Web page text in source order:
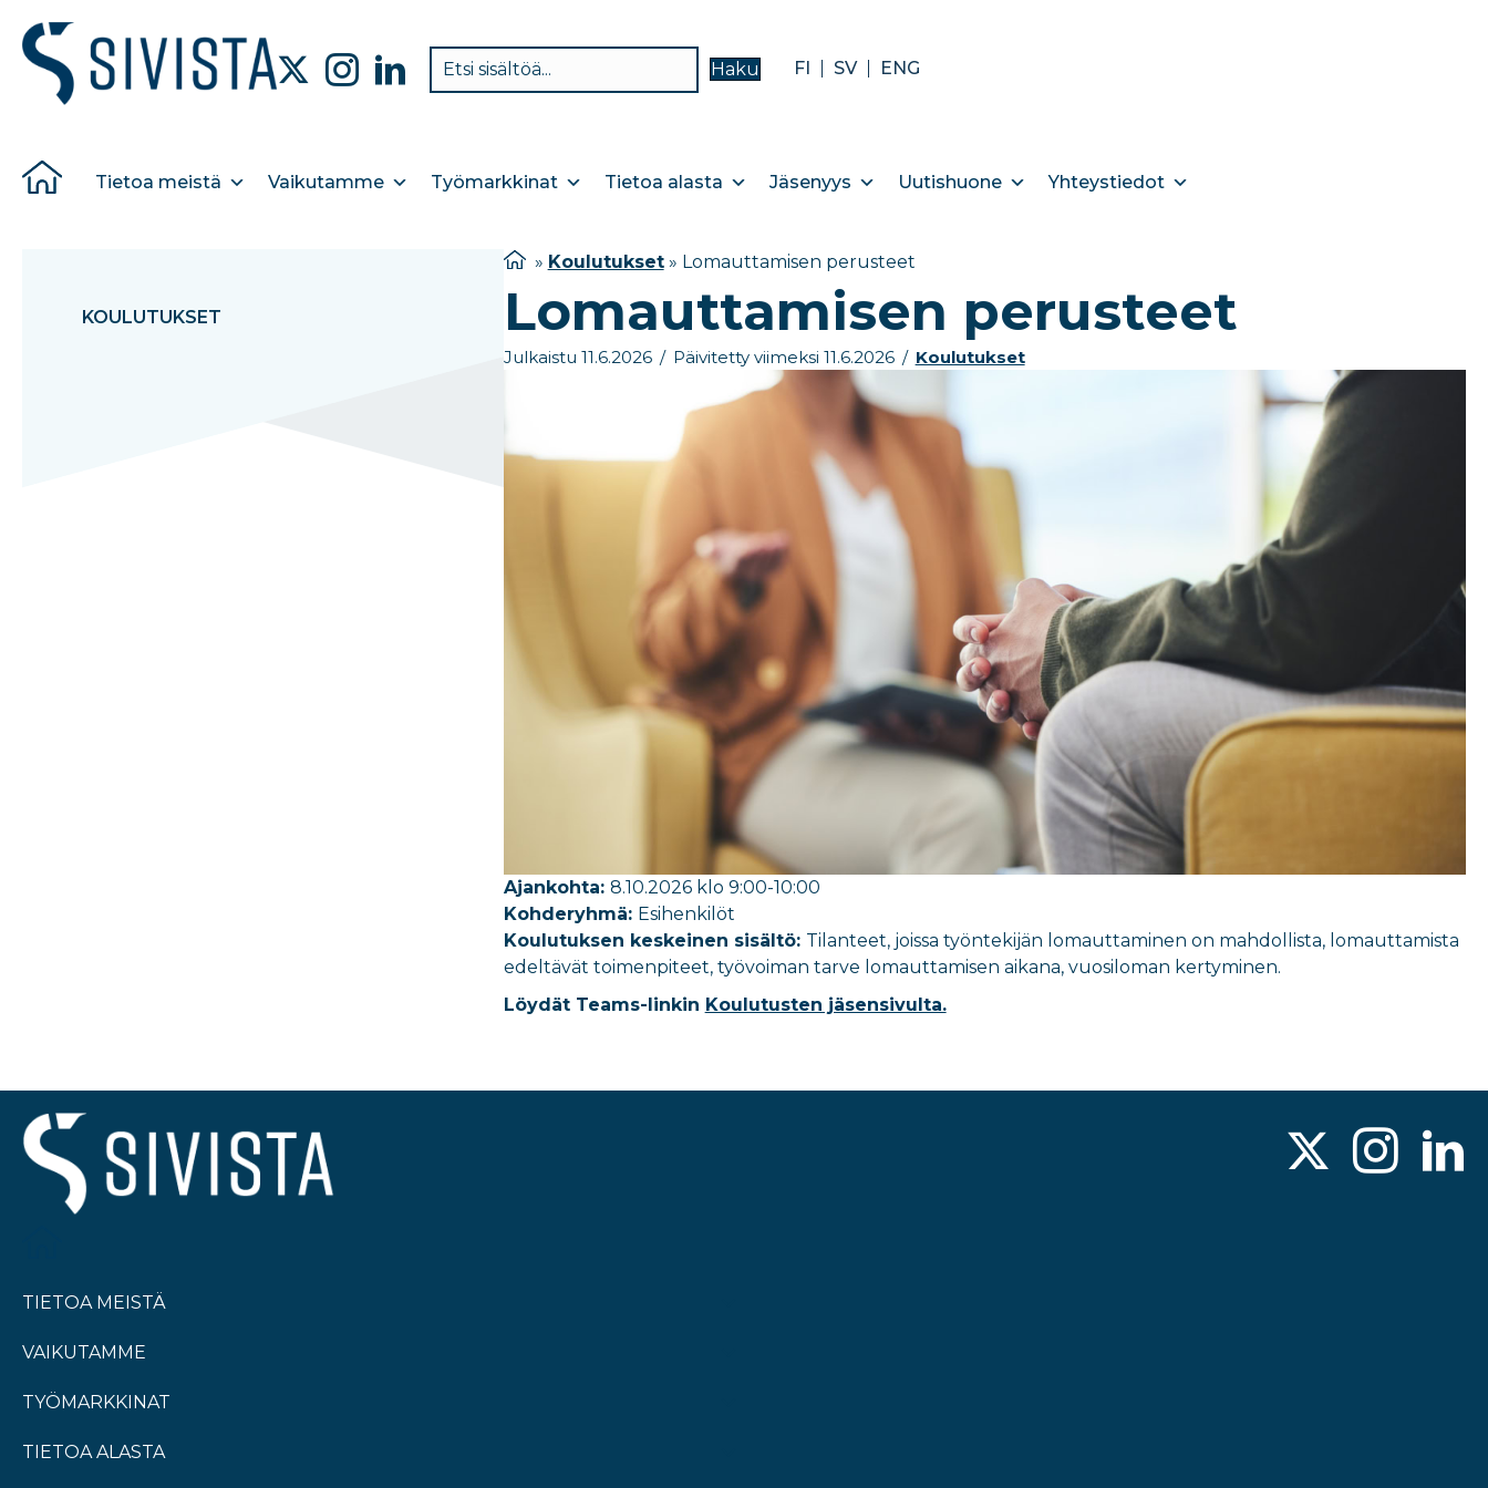
Haku FI SV ENG
Tietoa meistä Vaikutamme Työmarkkinat Tietoa alasta Jäsenyys Uutishuone Yhteystiedot
KOULUTUKSET
» Koulutukset» Lomauttamisen perusteet
Lomauttamisen perusteet
Julkaistu 11.6.2026 / Päivitetty viimeksi 11.6.2026 / Koulutukset
Ajankohta: 8.10.2026 klo 9:00-10:00
Kohderyhmä: Esihenkilöt
Koulutuksen keskeinen sisältö: Tilanteet, joissa työntekijän lomauttaminen on mahdollista, lomauttamista
edeltävät toimenpiteet, työvoiman tarve lomauttamisen aikana, vuosiloman kertyminen.
Löydät Teams-linkin Koulutusten jäsensivulta.
TIETOA MEISTÄ
VAIKUTAMME
TYÖMARKKINAT
TIETOA ALASTA